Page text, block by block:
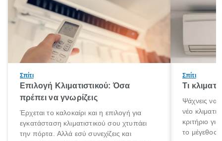
Σπίτι
Επιλογή Κλιματιστικού: Όσα
πρέπει να γνωρίζεις
Έρχεται το καλοκαίρι και η επιλογή για
εγκατάσταση κλιματιστικού σου χτυπάει
την πόρτα. Αλλά εσύ συνεχίζεις και
Σπίτι
Τι
Ψάχνεις να
νέο
κριτήριο
το μέγεθος